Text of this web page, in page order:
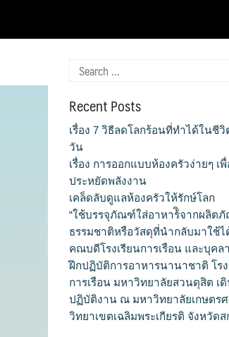
Search
for:
Recent Posts
เรื่อง 7 วิธีลดโลกร้อนที่ทำได้ในชีวิ
วัน
เรื่อง การออกแบบห้องครัวง่ายๆ เ
ประหยัดพลังงาน
เคล็ดลับดูแลห้องครัวให้รักษ์โลก
“ใช้บรรจุภัณฑ์ใส่อาหาร้ิจากผลิต
ธรรมชาติหรือวัสดุที่นำกลับมาใช้ไ
คณบดีโรงเรียนการเรือน และบุคล
ฝึกปฏิบัติการอาหารนานาชาติ โรง
การเรือน มหาวิทยาลัยสวนดุสิต เ
ปฏิบัติงาน ณ มหาวิทยาลัยเกษตร
วิทยาเขตเฉลิมพระเกียรติ จังหวัด